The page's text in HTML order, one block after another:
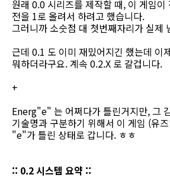
원래 0.0 시리즈를 제작할 때, 이 게임이
전을 1로 올려서 하려고 했습니다.
그러니까 소숫점 대 첫번째자리가 실제
근데 0.1 도 이미 재밌어지긴 했는데 이
뭐하더라구요. 계속 0.2.X 로 갈겁니다.
+
Energ"e" 는 어쩌다가 틀린거지만, 그
기술명과 구분하기 위해서 이 게임 (유
"e"가 틀린 상태로 갑니다. ㅎㅎ
:: 0.2 시스템 요약 ::